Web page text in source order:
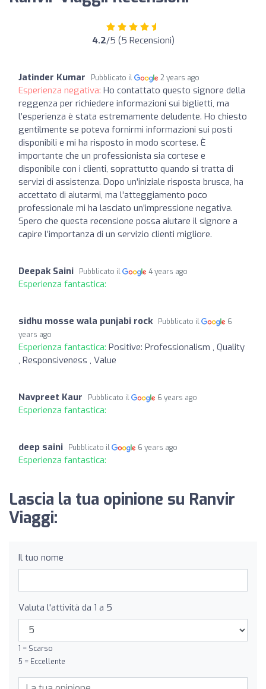
4.2/5 (5 Recensioni)
Jatinder Kumar Pubblicato il 2 years ago
Esperienza negativa: Ho contattato questo signore della
reggenza per richiedere informazioni sui biglietti, ma
l’esperienza è stata estremamente deludente. Ho chiesto
gentilmente se poteva fornirmi informazioni sui posti
disponibili e mi ha risposto in modo scortese. È
importante che un professionista sia cortese e
disponibile con i clienti, soprattutto quando si tratta di
servizi di assistenza. Dopo un’iniziale risposta brusca, ha
accettato di aiutarmi, ma l’atteggiamento poco
professionale mi ha lasciato un’impressione negativa.
Spero che questa recensione possa aiutare il signore a
capire l’importanza di un servizio clienti migliore.
Deepak Saini Pubblicato il 4 years ago
Esperienza fantastica:
sidhu mosse wala punjabi rock Pubblicato il
6
years ago
Esperienza fantastica: Positive: Professionalism , Quality
, Responsiveness , Value
Navpreet Kaur Pubblicato il 6 years ago
Esperienza fantastica:
deep saini Pubblicato il 6 years ago
Esperienza fantastica:
Lascia la tua opinione su Ranvir
Viaggi:
Il tuo nome
Valuta l'attività da 1 a 5
1 = Scarso
5 = Eccellente